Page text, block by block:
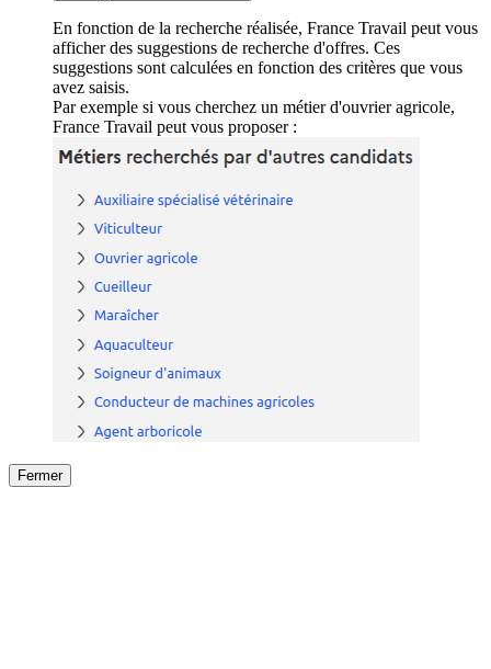
En fonction de la recherche réalisée, France Travail peut vous
afficher des suggestions de recherche d'offres. Ces
suggestions sont calculées en fonction des critères que vous
avez saisis.
Par exemple si vous cherchez un métier d'ouvrier agricole,
France Travail peut vous proposer :
Fermer